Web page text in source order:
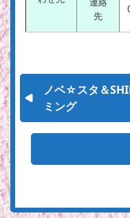
先
ノベ☆スタ＆
ミング